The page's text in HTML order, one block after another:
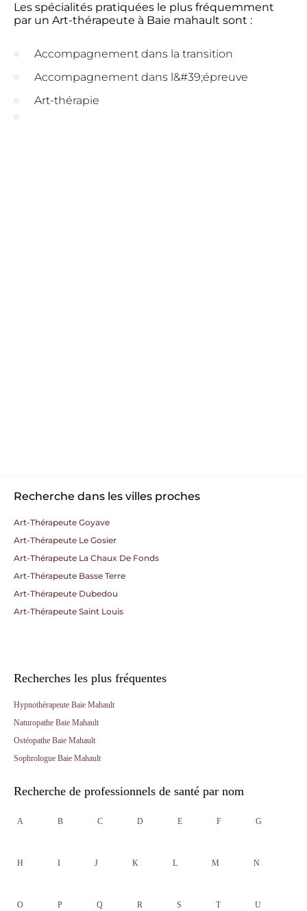
Les spécialités pratiquées le plus fréquemment
par un Art-thérapeute à Baie mahault sont :
Accompagnement dans la transition
Accompagnement dans l&#39;épreuve
Art-thérapie
Recherche dans les villes proches
Art-Thérapeute Goyave
Art-Thérapeute Le Gosier
Art-Thérapeute La Chaux De Fonds
Art-Thérapeute Basse Terre
Art-Thérapeute Dubedou
Art-Thérapeute Saint Louis
Recherches les plus fréquentes
Hypnothérapeute Baie Mahault
Naturopathe Baie Mahault
Ostéopathe Baie Mahault
Sophrologue Baie Mahault
Recherche de professionnels de santé par nom
A B C D E F G
H I J K L M N
O P Q R S T U